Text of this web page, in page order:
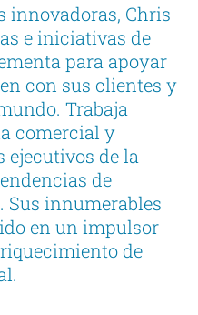
innovadoras, Chris
e iniciativas de
para apoyar
con sus clientes y
Trabaja
comercial y
ejecutivos de la
de
Sus innumerables
en un impulsor
de